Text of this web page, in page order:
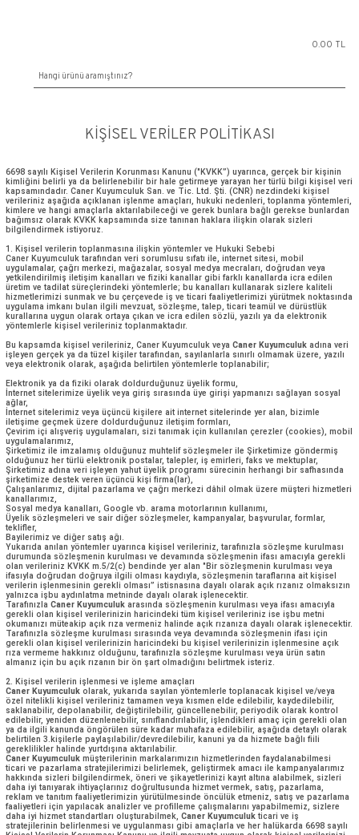
KIŞISEL VERILER POLITIKASI
6698 sayılı Kişisel Verilerin Korunması Kanunu ("KVKK”) uyarınca,
kimliğini belirli ya da belirlenebilir bir hale getirmeye yarayan her
verileriniz aşağıda açıklanan işlenme amaçları, hukuki nedenleri,
kimlere ve hangi amaçlarla aktarılabileceği ve gerek bunlara bağlı
bağımsız olarak KVKK kapsamında size tanınan haklara ilişkin
bilgilendirmek istiyoruz.
1. Kişisel verilerin toplanmasına ilişkin yöntemler ve Hukuki Sebebi
Caner Kuyumculuk tarafından veri sorumlusu sıfatı ile, internet sitesi,
yetkilendirilmiş iletişim kanalları ve fiziki kanallar gibi farklı
üretim ve tadilat süreçlerindeki yöntemlerle; bu kanalları kullanarak
hizmetlerimizi sunmak ve bu çerçevede iş ve ticari faaliyetlerimizi
uygulama imkanı bulan ilgili mevzuat, sözleşme, talep, ticari teamül
kurallarına uygun olarak ortaya çıkan ve icra edilen sözlü, yazılı ya
yöntemlerle kişisel verileriniz toplanmaktadır.
Bu kapsamda kişisel verileriniz, Caner Kuyumculuk veyaCaner
işleyen gerçek ya da tüzel kişiler tarafından, sayılanlarla sınırlı
veya elektronik olarak, aşağıda belirtilen yöntemlerle toplanabilir;
Elektronik ya da fiziki olarak doldurduğunuz üyelik formu,
İnternet sitelerimize üyelik veya giriş sırasında üye girişi yapmanızı
ağlar,
İnternet sitelerimiz veya üçüncü kişilere ait internet sitelerinde yer
iletişime geçmek üzere doldurduğunuz iletişim formları,
Çevirim içi alışveriş uygulamaları, sizi tanımak için kullanılan
uygulamalarımız,
Şirketimiz ile imzalamış olduğunuz muhtelif sözleşmeler ile
olduğunuz her türlü elektronik postalar, talepler, iş emirleri, faks ve
Şirketimiz adına veri işleyen yahut üyelik programı sürecinin herhangi
şirketimize destek veren üçüncü kişi firma(lar),
Çalışanlarımız, dijital pazarlama ve çağrı merkezi dâhil olmak üzere
kanallarımız,
Sosyal medya kanalları, Google vb. arama motorlarının kullanımı,
Üyelik sözleşmeleri ve sair diğer sözleşmeler, kampanyalar,
teklifler,
Yukarıda anılan yöntemler uyarınca kişisel verileriniz, tarafınızla
durumunda sözleşmenin kurulması ve devamında sözleşmenin ifası
olan verileriniz KVKK m.5/2(c) bendinde yer alan "Bir sözleşmenin
ifasıyla doğrudan doğruya ilgili olması kaydıyla, sözleşmenin
verilerin işlenmesinin gerekli olması” istisnasına dayalı olarak açık
yalnızca işbu aydınlatma metninde dayalı olarak işlenecektir.
TarafınızlaCaner Kuyumculukarasında sözleşmenin kurulması veya
gerekli olan kişisel verilerinizin haricindeki tüm kişisel verileriniz ise
okumanızı müteakip açık rıza vermeniz halinde açık rızanıza dayalı
Tarafınızla sözleşme kurulması sırasında veya devamında
gerekli olan kişisel verilerinizin haricindeki bu kişisel verilerinizin
rıza vermeme hakkınız olduğunu, tarafınızla sözleşme kurulması veya
almanız için bu açık rızanın bir ön şart olmadığını belirtmek isteriz.